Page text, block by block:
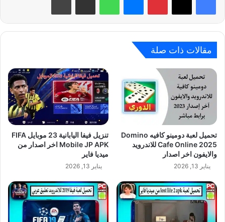
مقالات ذات صلة
تحميل لعبة دومينو كافيه Domino
Cafe Online 2025 للاندرويد
والايفون اخر اصدار
يناير 13, 2026
تنزيل فيفا اليابانية 23 موبايل FIFA
Mobile JP APK اخر اصدار من
ميديا فاير
يناير 13, 2026